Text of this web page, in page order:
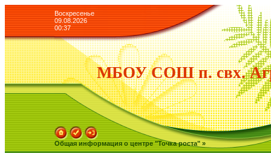
Воскресенье
09.08.2026
00:37
МБОУ СОШ п. свх.
Общая информация о центре "Точка роста" »